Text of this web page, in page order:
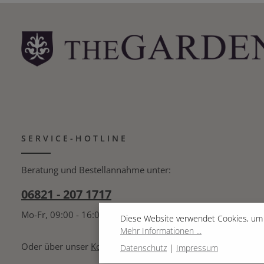
SERVICE-HOTLINE
Beratung und Bestellannahme unter:
06821 - 207 1717
Mo-Fr, 09:00 - 16:00 Uhr
Oder über unser Kontaktformular .
Diese Website verwendet Cookies,
Mehr Informationen ...
Datenschutz | Impressum